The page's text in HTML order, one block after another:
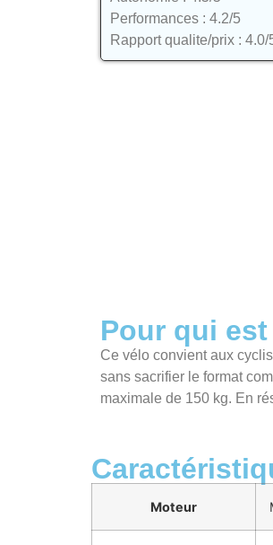
Performances : 4.2/5
Rapport qualite/prix : 4.0/
Pour qui
Ce vélo convient aux
sans sacrifier le format
maximale de 150 kg. En
Moteur